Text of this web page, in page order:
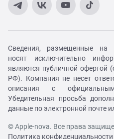
Сведения, размещенные на
носят исключительно
являются публичной офертой
РФ). Компания не несет
описания с
Убедительная просьба
данные по электронной почте
© Apple-nova. Все права
Политика конфиденциальности